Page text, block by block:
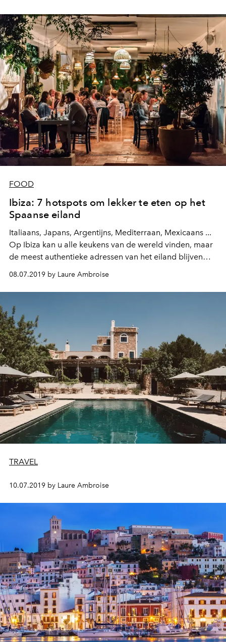
FOOD
Ibiza: 7 hotspots om lekker te eten op het
Spaanse eiland
Italiaans, Japans, Argentijns, Mediterraan, Mexicaans ...
Op Ibiza kan u alle keukens van de wereld vinden, maar
de meest authentieke adressen van het eiland blijven
nog steeds een mond-tot-mondverhaal...
08.07.2019 by Laure Ambroise
TRAVEL
10.07.2019 by Laure Ambroise